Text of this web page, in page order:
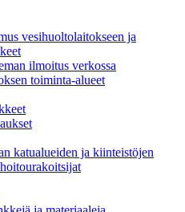
vesihuoltolaitokseen ja
ilmoitus verkossa
toiminta-alueet
katualueiden ja kiinteistöjen